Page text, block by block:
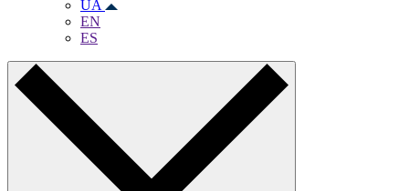
UA
EN
ES